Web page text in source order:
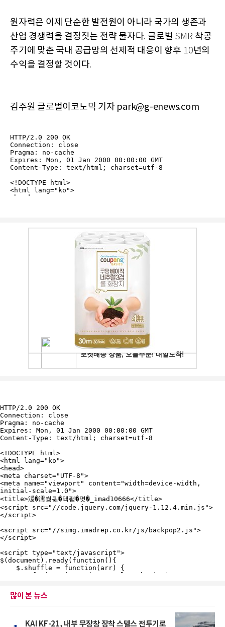
원자력은 이제 단순한 발전원이 아니라 국가의 생존과
산업 경쟁력을 결정짓는 전략 물자다. 글로벌 SMR 착공
주기에 맞춘 국내 공급망의 선제적 대응이 향후 10년의
수익을 결정할 것이다.
김주원 글로벌이코노믹 기자 park@g-enews.com
많이 본 뉴스
KAI KF-21, 내부 무장창 장착 스텔스 전투기로